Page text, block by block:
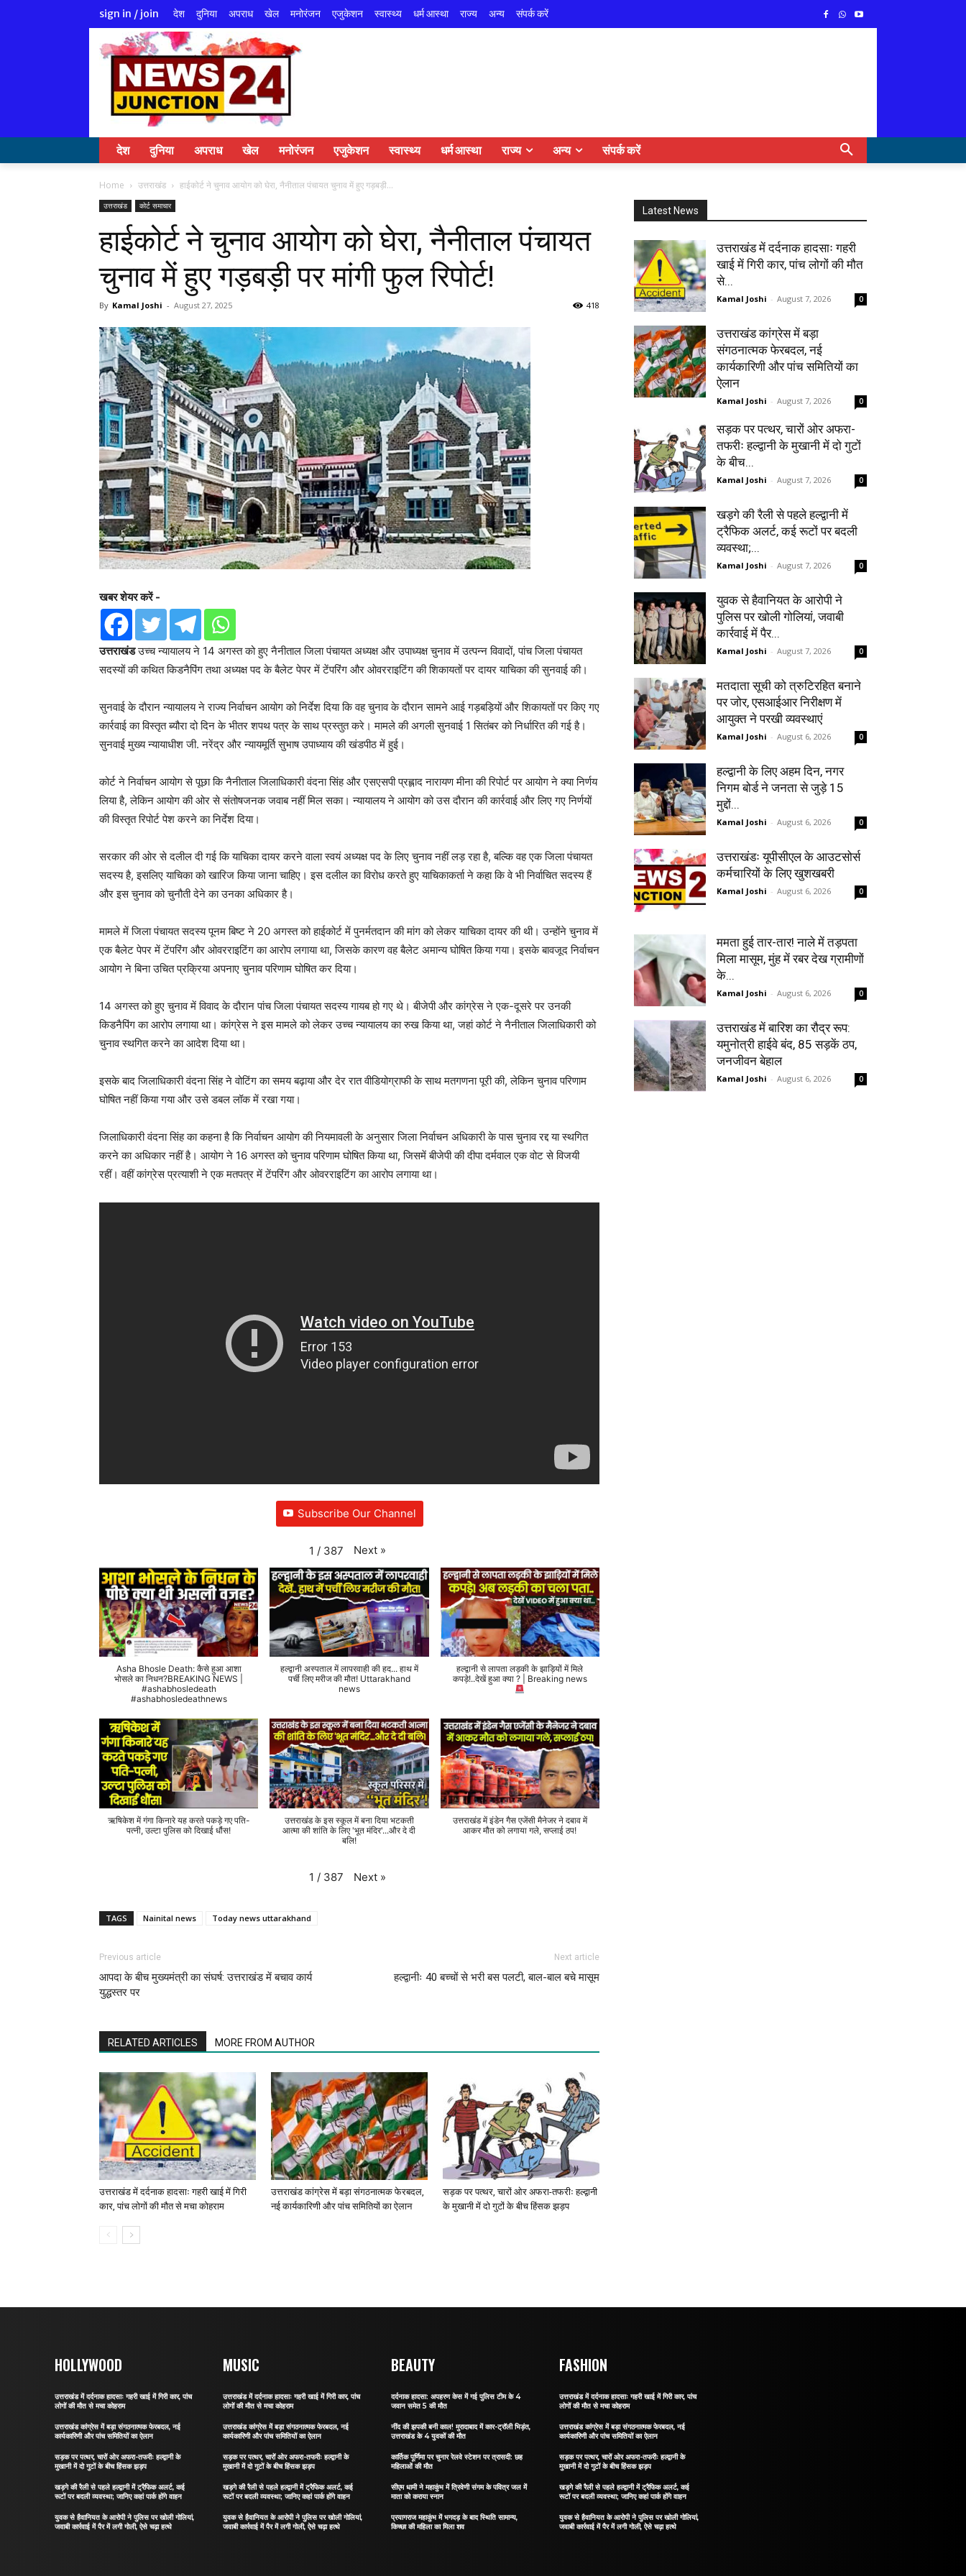
sign in / join देश दुनिया अपराध खेल मनोरंजन एजुकेशन स्वास्थ्य धर्म आस्था राज्य अन्य संपर्क करें
देश दुनिया अपराध खेल मनोरंजन एजुकेशन स्वास्थ्य धर्म आस्था राज्य अन्य संपर्क करें
Home उत्तराखंड हाईकोर्ट ने चुनाव आयोग को घेरा, नैनीताल पंचायत चुनाव में हुए गड़बड़ी...
उत्तराखंड कोर्ट समाचार
हाईकोर्ट ने चुनाव आयोग को घेरा, नैनीताल पंचायत
चुनाव में हुए गड़बड़ी पर मांगी फुल रिपोर्ट!
By Kamal Joshi - August 27, 2025 418
खबर शेयर करें -
उत्तराखंडउच्च न्यायालय ने 14 अगस्त को हुए नैनीताल जिला पंचायत अध्यक्ष और उपाध्यक्ष चुनाव में उत्पन्न विवादों, पांच जिला पंचायत
सदस्यों की कथित किडनैपिंग तथा अध्यक्ष पद के बैलेट पेपर में टेंपरिंग और ओवरराइटिंग की शिकायतों पर दायर याचिका की सुनवाई की।
सुनवाई के दौरान न्यायालय ने राज्य निर्वाचन आयोग को निर्देश दिया कि वह चुनाव के दौरान सामने आई गड़बड़ियों और शिकायतों पर किए गए
कार्रवाई का विस्तृत ब्यौरा दो दिन के भीतर शपथ पत्र के साथ प्रस्तुत करे। मामले की अगली सुनवाई 1 सितंबर को निर्धारित की गई है।
सुनवाई मुख्य न्यायाधीश जी. नरेंद्र और न्यायमूर्ति सुभाष उपाध्याय की खंडपीठ में हुई।
कोर्ट ने निर्वाचन आयोग से पूछा कि नैनीताल जिलाधिकारी वंदना सिंह और एसएसपी प्रह्लाद नारायण मीना की रिपोर्ट पर आयोग ने क्या निर्णय
लिया है, लेकिन आयोग की ओर से संतोषजनक जवाब नहीं मिल सका। न्यायालय ने आयोग को उस दौरान की कार्रवाई और लिए गए निर्णयों
की विस्तृत रिपोर्ट पेश करने का निर्देश दिया।
सरकार की ओर से दलील दी गई कि याचिका दायर करने वाला स्वयं अध्यक्ष पद के लिए चुनाव नहीं लड़ रहा है, बल्कि वह एक जिला पंचायत
सदस्य है, इसलिए याचिका को खारिज किया जाना चाहिए। इस दलील का विरोध करते हुए याचिकाकर्ता ने कहा कि वे भी निर्वाचित सदस्य हैं
और इस चुनाव को चुनौती देने का उनका अधिकार है।
मामले में जिला पंचायत सदस्य पूनम बिष्ट ने 20 अगस्त को हाईकोर्ट में पुनर्मतदान की मांग को लेकर याचिका दायर की थी। उन्होंने चुनाव में
एक बैलेट पेपर में टेंपरिंग और ओवरराइटिंग का आरोप लगाया था, जिसके कारण वह बैलेट अमान्य घोषित किया गया। इसके बावजूद निर्वाचन
आयोग ने बिना उचित प्रक्रिया अपनाए चुनाव परिणाम घोषित कर दिया।
14 अगस्त को हुए चुनाव में विवाद के दौरान पांच जिला पंचायत सदस्य गायब हो गए थे। बीजेपी और कांग्रेस ने एक-दूसरे पर उनकी
किडनैपिंग का आरोप लगाया था। कांग्रेस ने इस मामले को लेकर उच्च न्यायालय का रुख किया था, जहां कोर्ट ने नैनीताल जिलाधिकारी को
चुनाव स्थगित करने का आदेश दिया था।
इसके बाद जिलाधिकारी वंदना सिंह ने वोटिंग का समय बढ़ाया और देर रात वीडियोग्राफी के साथ मतगणना पूरी की, लेकिन चुनाव परिणाम
घोषित नहीं किया गया और उसे डबल लॉक में रखा गया।
जिलाधिकारी वंदना सिंह का कहना है कि निर्वाचन आयोग की नियमावली के अनुसार जिला निर्वाचन अधिकारी के पास चुनाव रद्द या स्थगित
करने का अधिकार नहीं है। आयोग ने 16 अगस्त को चुनाव परिणाम घोषित किया था, जिसमें बीजेपी की दीपा दर्मवाल एक वोट से विजयी
रहीं। वहीं कांग्रेस प्रत्याशी ने एक मतपत्र में टेंपरिंग और ओवरराइटिंग का आरोप लगाया था।
Subscribe Our Channel
1 / 387 Next »
Asha Bhosle Death: कैसे हुआ आशा
भोसले का निधन?BREAKING NEWS |
#ashabhosledeath
#ashabhosledeathnews
हल्द्वानी अस्पताल में लापरवाही की हद... हाथ में
पर्ची लिए मरीज की मौत! Uttarakhand
news
हल्द्वानी से लापता लड़की के झाड़ियों में मिले
कपड़े!..देखें हुआ क्या ? | Breaking news
ऋषिकेश में गंगा किनारे यह करते पकड़े गए पति-
पत्नी, उल्टा पुलिस को दिखाई धौंस!
उत्तराखंड के इस स्कूल में बना दिया भटकती
आत्मा की शांति के लिए 'भूत मंदिर'...और दे दी
बलि!
उत्तराखंड में इंडेन गैस एजेंसी मैनेजर ने दबाव में
आकर मौत को लगाया गले, सप्लाई ठप!
1 / 387 Next »
TAGS Nainital news Today news uttarakhand
Previous article
आपदा के बीच मुख्यमंत्री का संघर्ष: उत्तराखंड में बचाव कार्य
युद्धस्तर पर
Next article
हल्द्वानीः 40 बच्चों से भरी बस पलटी, बाल-बाल बचे मासूम
RELATED ARTICLES MORE FROM AUTHOR
उत्तराखंड में दर्दनाक हादसाः गहरी खाई में गिरी
कार, पांच लोगों की मौत से मचा कोहराम
उत्तराखंड कांग्रेस में बड़ा संगठनात्मक फेरबदल,
नई कार्यकारिणी और पांच समितियों का ऐलान
सड़क पर पत्थर, चारों ओर अफरा-तफरीः हल्द्वानी
के मुखानी में दो गुटों के बीच हिंसक झड़प
Latest News
उत्तराखंड में दर्दनाक हादसाः गहरी
खाई में गिरी कार, पांच लोगों की मौत
से...
Kamal Joshi - August 7, 2026 0
उत्तराखंड कांग्रेस में बड़ा
संगठनात्मक फेरबदल, नई
कार्यकारिणी और पांच समितियों का
ऐलान
Kamal Joshi - August 7, 2026 0
सड़क पर पत्थर, चारों ओर अफरा-
तफरीः हल्द्वानी के मुखानी में दो गुटों
के बीच...
Kamal Joshi - August 7, 2026 0
खड़गे की रैली से पहले हल्द्वानी में
ट्रैफिक अलर्ट, कई रूटों पर बदली
व्यवस्था;...
Kamal Joshi - August 7, 2026 0
युवक से हैवानियत के आरोपी ने
पुलिस पर खोली गोलियां, जवाबी
कार्रवाई में पैर...
Kamal Joshi - August 7, 2026 0
मतदाता सूची को त्रुटिरहित बनाने
पर जोर, एसआईआर निरीक्षण में
आयुक्त ने परखी व्यवस्थाएं
Kamal Joshi - August 6, 2026 0
हल्द्वानी के लिए अहम दिन, नगर
निगम बोर्ड ने जनता से जुड़े 15
मुद्दों...
Kamal Joshi - August 6, 2026 0
उत्तराखंडः यूपीसीएल के आउटसोर्स
कर्मचारियों के लिए खुशखबरी
Kamal Joshi - August 6, 2026 0
ममता हुई तार-तार! नाले में तड़पता
मिला मासूम, मुंह में रबर देख ग्रामीणों
के...
Kamal Joshi - August 6, 2026 0
उत्तराखंड में बारिश का रौद्र रूप:
यमुनोत्री हाईवे बंद, 85 सड़कें ठप,
जनजीवन बेहाल
Kamal Joshi - August 6, 2026 0
HOLLYWOOD
उत्तराखंड में दर्दनाक हादसाः गहरी खाई में गिरी कार, पांच
लोगों की मौत से मचा कोहराम
उत्तराखंड कांग्रेस में बड़ा संगठनात्मक फेरबदल, नई
कार्यकारिणी और पांच समितियों का ऐलान
सड़क पर पत्थर, चारों ओर अफरा-तफरीः हल्द्वानी के
मुखानी में दो गुटों के बीच हिंसक झड़प
खड़गे की रैली से पहले हल्द्वानी में ट्रैफिक अलर्ट, कई
रूटों पर बदली व्यवस्था; जानिए कहां पार्क होंगे वाहन
युवक से हैवानियत के आरोपी ने पुलिस पर खोली गोलियां,
जवाबी कार्रवाई में पैर में लगी गोली, ऐसे चढ़ा हत्थे
MUSIC
उत्तराखंड में दर्दनाक हादसाः गहरी खाई में गिरी कार, पांच
लोगों की मौत से मचा कोहराम
उत्तराखंड कांग्रेस में बड़ा संगठनात्मक फेरबदल, नई
कार्यकारिणी और पांच समितियों का ऐलान
सड़क पर पत्थर, चारों ओर अफरा-तफरीः हल्द्वानी के
मुखानी में दो गुटों के बीच हिंसक झड़प
खड़गे की रैली से पहले हल्द्वानी में ट्रैफिक अलर्ट, कई
रूटों पर बदली व्यवस्था; जानिए कहां पार्क होंगे वाहन
युवक से हैवानियत के आरोपी ने पुलिस पर खोली गोलियां,
जवाबी कार्रवाई में पैर में लगी गोली, ऐसे चढ़ा हत्थे
BEAUTY
दर्दनाक हादसा: अपहरण केस में गई पुलिस टीम के 4
जवान समेत 5 की मौत
नींद की झपकी बनी काल! मुरादाबाद में कार-ट्रॉली भिड़ंत,
उत्तराखंड के 4 युवकों की मौत
कार्तिक पूर्णिमा पर चुनार रेलवे स्टेशन पर त्रासदी: छह
महिलाओं की मौत
सीएम धामी ने महाकुंभ में त्रिवेणी संगम के पवित्र जल में
माता को कराया स्नान
प्रयागराज महाकुंभ में भगदड़ के बाद स्थिति सामान्य,
किच्छा की महिला का मिला शव
FASHION
उत्तराखंड में दर्दनाक हादसाः गहरी खाई में गिरी कार, पांच
लोगों की मौत से मचा कोहराम
उत्तराखंड कांग्रेस में बड़ा संगठनात्मक फेरबदल, नई
कार्यकारिणी और पांच समितियों का ऐलान
सड़क पर पत्थर, चारों ओर अफरा-तफरीः हल्द्वानी के
मुखानी में दो गुटों के बीच हिंसक झड़प
खड़गे की रैली से पहले हल्द्वानी में ट्रैफिक अलर्ट, कई
रूटों पर बदली व्यवस्था; जानिए कहां पार्क होंगे वाहन
युवक से हैवानियत के आरोपी ने पुलिस पर खोली गोलियां,
जवाबी कार्रवाई में पैर में लगी गोली, ऐसे चढ़ा हत्थे